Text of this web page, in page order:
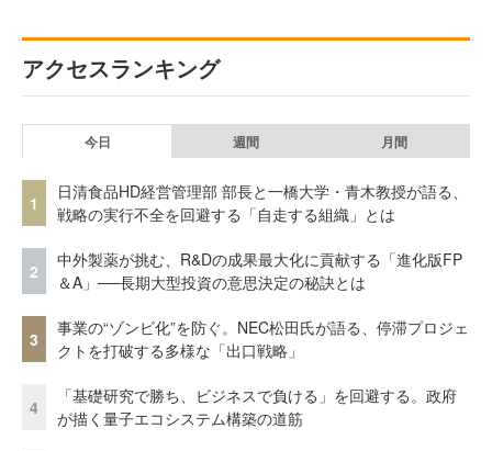
アクセスランキング
今日 週間 月間
1
日清食品HD経営管理部 部長と一橋大学・青木教授が語る、
戦略の実行不全を回避する「自走する組織」とは
2
中外製薬が挑む、R&Dの成果最大化に貢献する「進化版FP
＆A」──長期大型投資の意思決定の秘訣とは
3
事業の“ゾンビ化”を防ぐ。NEC松田氏が語る、停滞プロジェ
クトを打破する多様な「出口戦略」
4
「基礎研究で勝ち、ビジネスで負ける」を回避する。政府
が描く量子エコシステム構築の道筋